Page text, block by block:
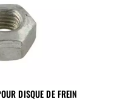
DISQUE DE FREIN